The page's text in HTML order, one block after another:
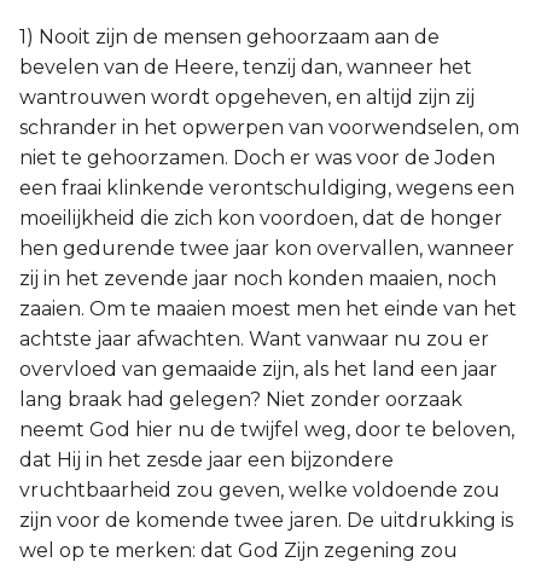
1) Nooit zijn de mensen gehoorzaam aan de
bevelen van de Heere, tenzij dan, wanneer het
wantrouwen wordt opgeheven, en altijd zijn zij
schrander in het opwerpen van voorwendselen, om
niet te gehoorzamen. Doch er was voor de Joden
een fraai klinkende verontschuldiging, wegens een
moeilijkheid die zich kon voordoen, dat de honger
hen gedurende twee jaar kon overvallen, wanneer
zij in het zevende jaar noch konden maaien, noch
zaaien. Om te maaien moest men het einde van het
achtste jaar afwachten. Want vanwaar nu zou er
overvloed van gemaaide zijn, als het land een jaar
lang braak had gelegen? Niet zonder oorzaak
neemt God hier nu de twijfel weg, door te beloven,
dat Hij in het zesde jaar een bijzondere
vruchtbaarheid zou geven, welke voldoende zou
zijn voor de komende twee jaren. De uitdrukking is
wel op te merken: dat God Zijn zegening zou